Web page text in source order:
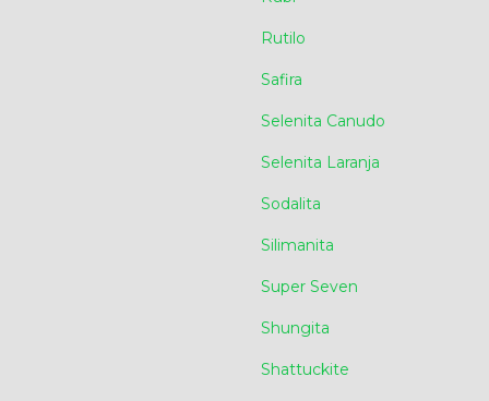
Rutilo
Safira
Selenita Canudo
Selenita Laranja
Sodalita
Silimanita
Super Seven
Shungita
Shattuckite